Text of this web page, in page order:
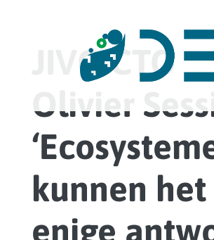
JIVC-CTO
Olivier
kunnen het
enige